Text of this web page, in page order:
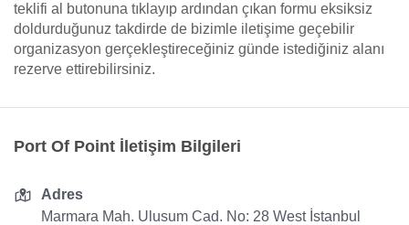
teklifi al butonuna tıklayıp ardından çıkan formu eksiksiz
doldurduğunuz takdirde de bizimle iletişime geçebilir
organizasyon gerçekleştireceğiniz günde istediğiniz alanı
rezerve ettirebilirsiniz.
Port Of Point İletişim Bilgileri
Adres
Marmara Mah. Ulusum Cad. No: 28 West İstanbul